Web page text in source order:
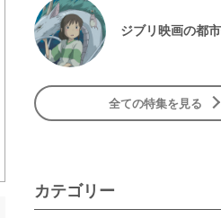
ジブリ映画の都
全ての特集を見る
カテゴリー